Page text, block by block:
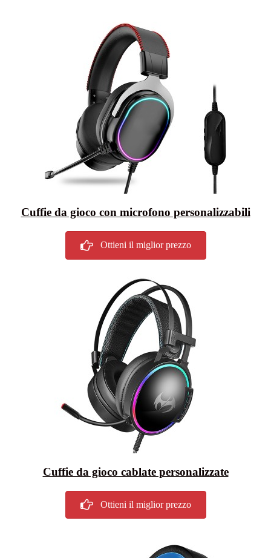
Cuffie da gioco con microfono personalizzabili
Ottieni il miglior prezzo
Cuffie da gioco cablate personalizzate
Ottieni il miglior prezzo